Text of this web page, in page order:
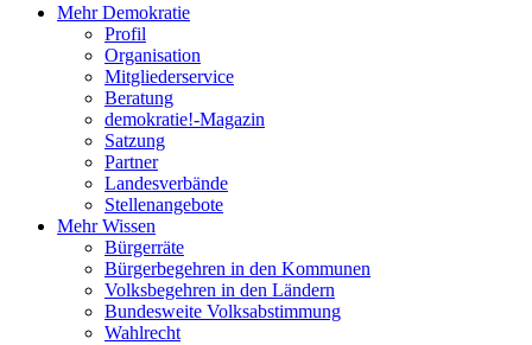
Mehr Demokratie
Profil
Organisation
Mitgliederservice
Beratung
demokratie!-Magazin
Satzung
Partner
Landesverbände
Stellenangebote
Mehr Wissen
Bürgerräte
Bürgerbegehren in den Kommunen
Volksbegehren in den Ländern
Bundesweite Volksabstimmung
Wahlrecht